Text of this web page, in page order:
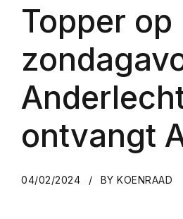
Topper op
ontvangt
04/02/2024 BY KOENRAAD